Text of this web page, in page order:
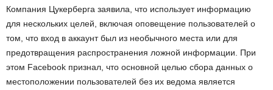
Компания Цукерберга заявила, что использует информацию
для нескольких целей, включая оповещение пользователей о
том, что вход в аккаунт был из необычного места или для
предотвращения распространения ложной информации. При
этом Facebook признал, что основной целью сбора данных о
местоположении пользователей без их ведома является